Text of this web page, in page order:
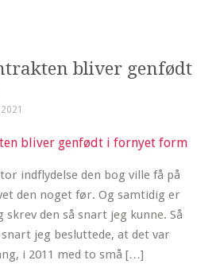
bliver genfødt
indflydelse den bog ville få på
den noget før. Og samtidig er
den så snart jeg kunne. Så
jeg besluttede, at det var
i 2011 med to små […]